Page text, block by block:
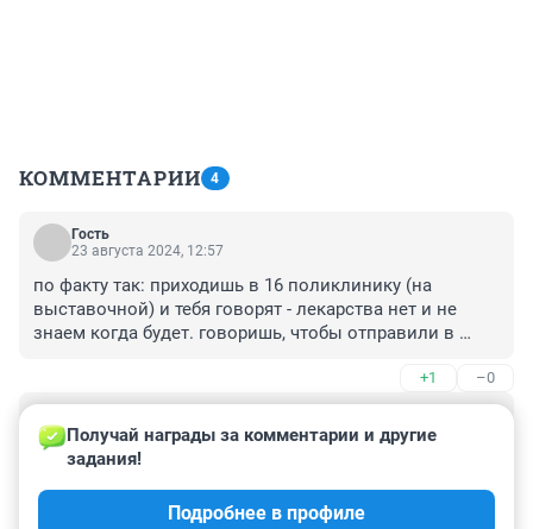
КОММЕНТАРИИ 4
Гость
23 августа 2024, 12:57
по факту так: приходишь в 16 поликлинику (на
выставочной) и тебя говорят - лекарства нет и не
знаем когда будет. говоришь, чтобы отправили в
если препарат пришёл, поликлиника 16 никогда не
звонит.
да, и еще, если препарата нет, врач даже не
пациента. должен быть рецепт независимо от
наличия лекарства, и на его основании поликлиника
+1 –0
23 августа 2024, 11:29
Если из пенсии инвалида Соц. фондом РФ
высчитывается сумама для получения лекарств , а
затем прийдя в аптеку с рецептом ему говорят :" Нет в
Получай награды за комментарии и другие
задания!
Подробнее в профиле